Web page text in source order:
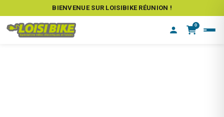
BIENVENUE SUR LOISIBIKE RÉUNION !
0